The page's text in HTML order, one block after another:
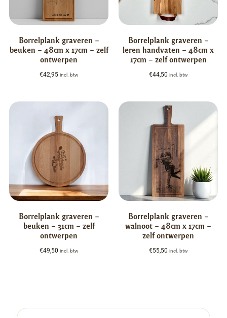
Borrelplank graveren –
beuken – 48cm x 17cm – zelf
ontwerpen
€42,95 incl. btw
Borrelplank graveren –
leren handvaten – 48cm x
17cm – zelf ontwerpen
€44,50 incl. btw
Borrelplank graveren –
beuken – 31cm – zelf
ontwerpen
€49,50 incl. btw
Borrelplank graveren –
walnoot – 48cm x 17cm –
zelf ontwerpen
€55,50 incl. btw